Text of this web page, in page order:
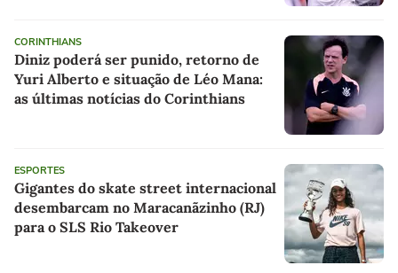
CORINTHIANS
Diniz poderá ser punido, retorno de
Yuri Alberto e situação de Léo Mana:
as últimas notícias do Corinthians
ESPORTES
Gigantes do skate street internacional
desembarcam no Maracanãzinho (RJ)
para o SLS Rio Takeover